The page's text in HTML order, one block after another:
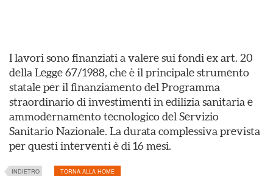
I lavori sono finanziati a valere sui fondi ex art. 20
della Legge 67/1988, che è il principale strumento
statale per il finanziamento del Programma
straordinario di investimenti in edilizia sanitaria e
ammodernamento tecnologico del Servizio
Sanitario Nazionale. La durata complessiva prevista
per questi interventi è di 16 mesi.
INDIETRO TORNA ALLA HOME